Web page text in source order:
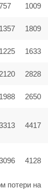
1009
1357 1809
1225 1633
2120 2828
1988 2650
4417
4128
потери на